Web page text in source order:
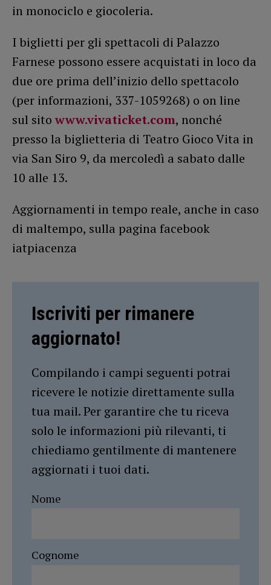
in monociclo e giocoleria.
I biglietti per gli spettacoli di Palazzo
Farnese possono essere acquistati in loco da
due ore prima dell’inizio dello spettacolo
(per informazioni, 337-1059268) o on line
sul sito www.vivaticket.com, nonché
presso la biglietteria di Teatro Gioco Vita in
via San Siro 9, da mercoledì a sabato dalle
10 alle 13.
Aggiornamenti in tempo reale, anche in caso
di maltempo, sulla pagina facebook
iatpiacenza
Iscriviti per rimanere
aggiornato!
Compilando i campi seguenti potrai
ricevere le notizie direttamente sulla
tua mail. Per garantire che tu riceva
solo le informazioni più rilevanti, ti
chiediamo gentilmente di mantenere
aggiornati i tuoi dati.
Nome
Cognome